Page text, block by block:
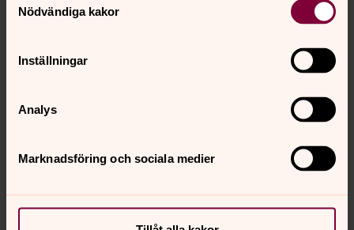
Nödvändiga kakor
Inställningar
Analys
Marknadsföring och sociala medier
Jonna Nilsson
kyrkan Helsingborg
+4642189274
+46727189274
+46727189274
jonna.nilsson@svenskakyrkan.se